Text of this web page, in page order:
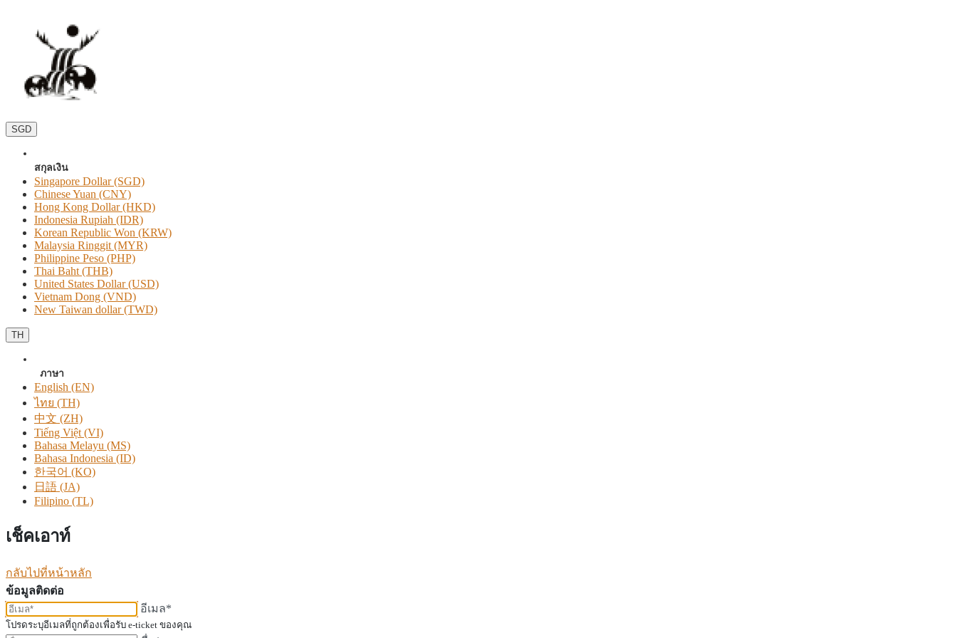
SGD
สกุลเงิน
Singapore Dollar (SGD)
Chinese Yuan (CNY)
Hong Kong Dollar (HKD)
Indonesia Rupiah (IDR)
Korean Republic Won (KRW)
Malaysia Ringgit (MYR)
Philippine Peso (PHP)
Thai Baht (THB)
United States Dollar (USD)
Vietnam Dong (VND)
New Taiwan dollar (TWD)
TH
ภาษา
English (EN)
ไทย (TH)
中文 (ZH)
Tiếng Việt (VI)
Bahasa Melayu (MS)
Bahasa Indonesia (ID)
한국어 (KO)
日語 (JA)
Filipino (TL)
เช็คเอาท์
กลับไปที่หน้าหลัก
ข้อมูลติดต่อ
อีเมล*
โปรดระบุอีเมลที่ถูกต้องเพื่อรับ e-ticket ของคุณ